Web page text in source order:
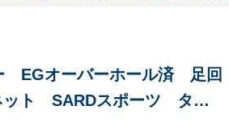
EGオーバーホール済 足回
ット SARDスポーツ タコ